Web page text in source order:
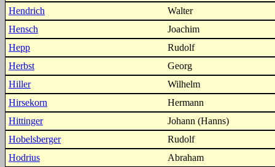
Hendrich
Walter
Hensch
Joachim
Hepp
Rudolf
Herbst
Georg
Hiller
Wilhelm
Hirsekorn
Hermann
Hittinger
Johann (Hanns)
Hobelsberger
Rudolf
Hodrius
Abraham